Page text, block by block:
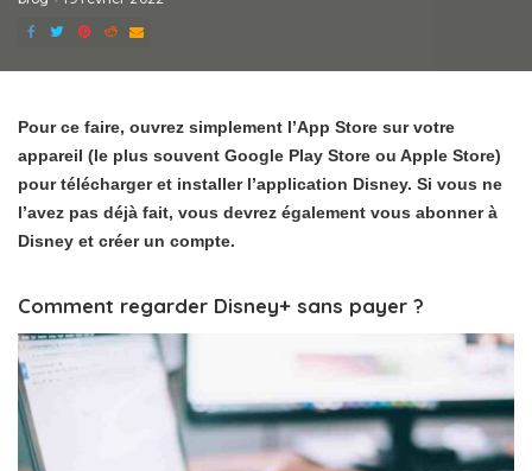
Pour ce faire, ouvrez simplement l’App Store sur votre
appareil (le plus souvent Google Play Store ou Apple Store)
pour télécharger et installer l’application Disney. Si vous ne
l’avez pas déjà fait, vous devrez également vous abonner à
Disney et créer un compte.
Comment regarder Disney+ sans payer ?